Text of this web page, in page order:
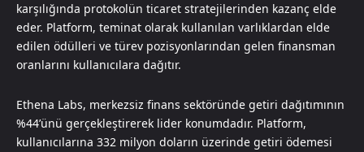
karşılığında protokolün ticaret stratejilerinden kazanç elde
eder. Platform, teminat olarak kullanılan varlıklardan elde
edilen ödülleri ve türev pozisyonlarından gelen finansman
oranlarını kullanıcılara dağıtır.
Ethena Labs, merkezsiz finans sektöründe getiri dağıtımının
%44’ünü gerçekleştirerek lider konumdadır. Platform,
kullanıcılarına 332 milyon doların üzerinde getiri ödemesi